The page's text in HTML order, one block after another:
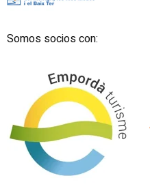
Somos socios con: